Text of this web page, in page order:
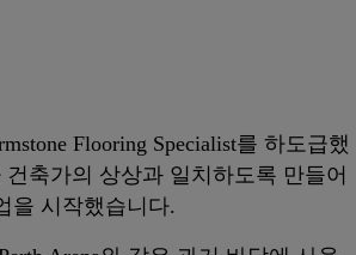
Flooring Specialist를 하도급했
축가의 상상과 일치하도록 만들어
을 시작했습니다.